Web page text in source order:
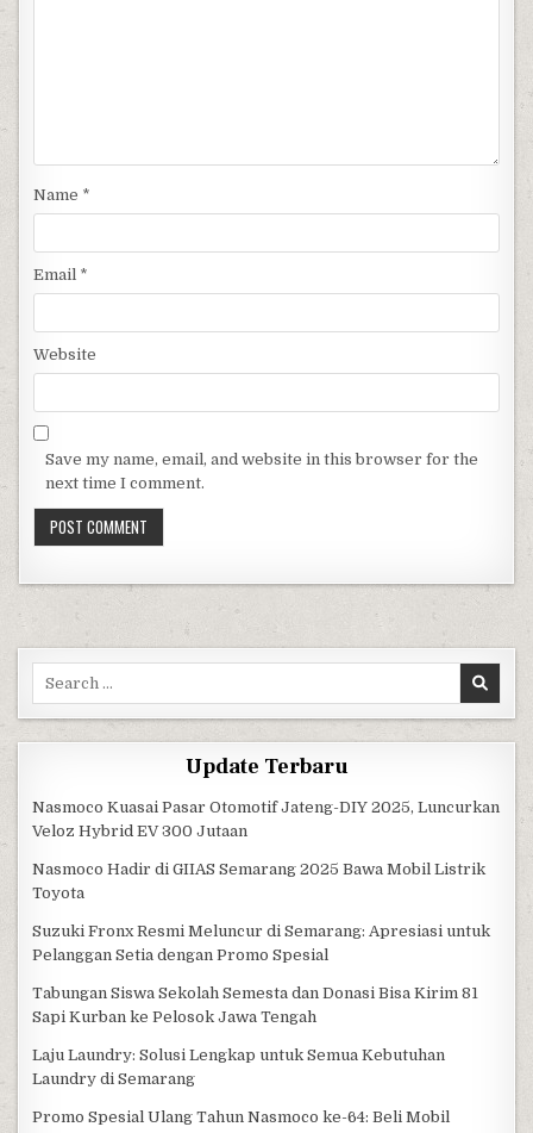
Name *
Email *
Website
Save my name, email, and website in this browser for the
next time I comment.
Search for:
Update Terbaru
Nasmoco Kuasai Pasar Otomotif Jateng-DIY 2025, Luncurkan
Veloz Hybrid EV 300 Jutaan
Nasmoco Hadir di GIIAS Semarang 2025 Bawa Mobil Listrik
Toyota
Suzuki Fronx Resmi Meluncur di Semarang: Apresiasi untuk
Pelanggan Setia dengan Promo Spesial
Tabungan Siswa Sekolah Semesta dan Donasi Bisa Kirim 81
Sapi Kurban ke Pelosok Jawa Tengah
Laju Laundry: Solusi Lengkap untuk Semua Kebutuhan
Laundry di Semarang
Promo Spesial Ulang Tahun Nasmoco ke-64: Beli Mobil